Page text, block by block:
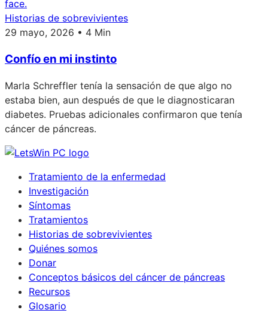
Historias de sobrevivientes
29 mayo, 2026 • 4 Min
Confío en mi instinto
Marla Schreffler tenía la sensación de que algo no
estaba bien, aun después de que le diagnosticaran
diabetes. Pruebas adicionales confirmaron que tenía
cáncer de páncreas.
Tratamiento de la enfermedad
Investigación
Síntomas
Tratamientos
Historias de sobrevivientes
Quiénes somos
Donar
Conceptos básicos del cáncer de páncreas
Recursos
Glosario